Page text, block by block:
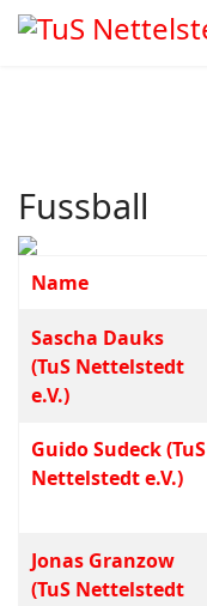
Fussball
Name
Sascha Dauks
(TuS Nettelstedt
e.V.)
Guido Sudeck (TuS
Nettelstedt e.V.)
Jonas Granzow
(TuS Nettelstedt